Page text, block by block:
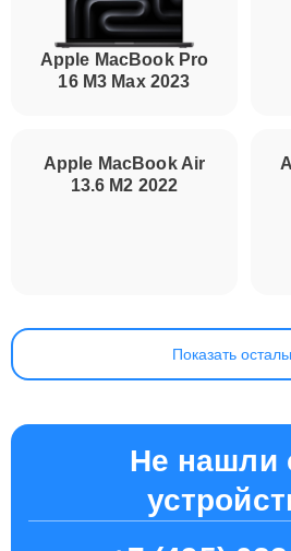
Apple MacBook Pro
16 M3 Max 2023
Показать
Не нашли